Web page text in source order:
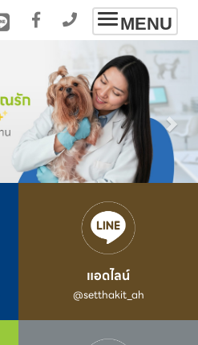
Toggle
navigation
MENU
แอดไลน์
@setthakit_ah